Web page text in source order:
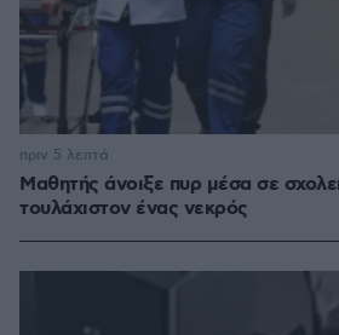
Μαθητής άνοιξε πυρ μέσα σε
τουλάχιστον ένας νεκρός
πριν 5 λεπτά